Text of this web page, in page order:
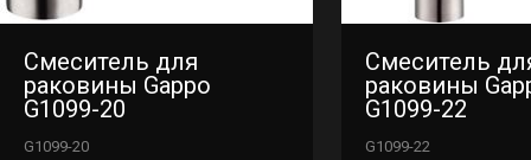
Смеситель для
раковины Gappo
G1099-20
G1099-20
Смеситель
раковины
G1099-22
G1099-22